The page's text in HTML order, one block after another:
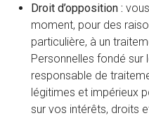
Droit d’opposition :
moment, pour des
particulière, à un
Personnelles fondé sur
responsable de
légitimes et impérieux
sur vos intérêts, droits